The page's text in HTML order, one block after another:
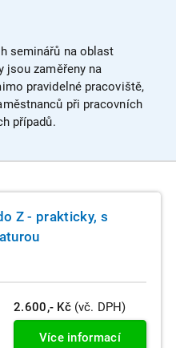
seminářů na oblast
jsou zaměřeny na
pravidelné pracoviště,
při pracovních
případů.
Z - prakticky, s
2.600,- Kč (vč. DPH)
Více informací